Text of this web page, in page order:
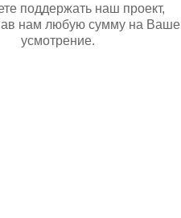
поддержать наш проект,
нам любую сумму на Ваше
усмотрение.